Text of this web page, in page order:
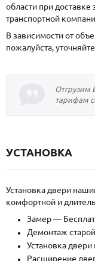
области при доставке
транспортной
В зависимости от
пожалуйста,
Отгрузим
тарифам
УСТАНОВКА
Установка двери
комфортной и
Замер —
Демонтаж
Установка
Расширение